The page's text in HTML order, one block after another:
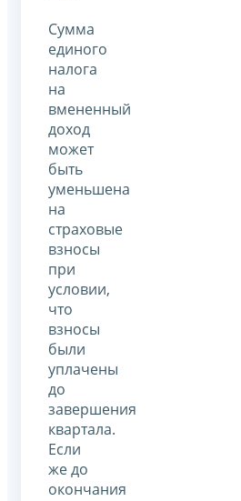
Сумма
единого
налога
на
вмененный
доход
может
быть
уменьшена
на
страховые
взносы
при
условии,
что
взносы
были
уплачены
до
завершения
квартала.
Если
же до
окончания